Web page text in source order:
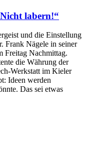
labern!“
und die Einstellung
Frank Nägele in seiner
Freitag Nachmittag.
die Währung der
Werkstatt im Kieler
Ideen werden
Das sei etwas